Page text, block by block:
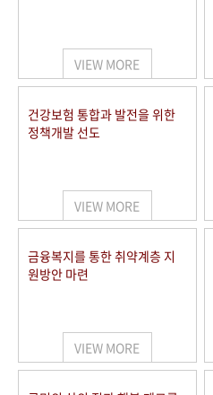
VIEW MORE
건강보험 통합과 발전을 위한
정책개발 선도
VIEW MORE
금융복지를 통한 취약계층 지
원방안 마련
VIEW MORE